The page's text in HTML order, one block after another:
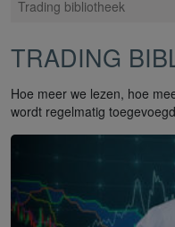
Trading bibliotheek
TRADING
Hoe meer we lezen, hoe
wordt regelmatig